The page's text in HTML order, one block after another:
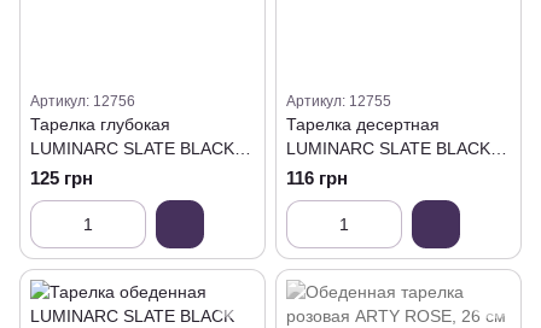
Артикул: 12756
Тарелка глубокая
LUMINARC SLATE BLACK
20 см (V0117)
125 грн
Артикул: 12755
Тарелка десертная
LUMINARC SLATE BLACK
18 см (V0117)
116 грн